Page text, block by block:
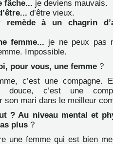
fâche... je deviens mauvais.
d’être vieux.
remède à un chagrin
femme... je ne peux pas
Impossible.
pour vous, une femme ?
c’est une compagne.
douce, c’est une
son mari dans le meilleur
? Au niveau mental et
plus ?
une femme qui est bien